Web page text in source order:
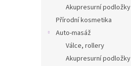
Akupresurní podložky
Přírodní kosmetika
Auto-masáž
Válce, rollery
Akupresurní podložky